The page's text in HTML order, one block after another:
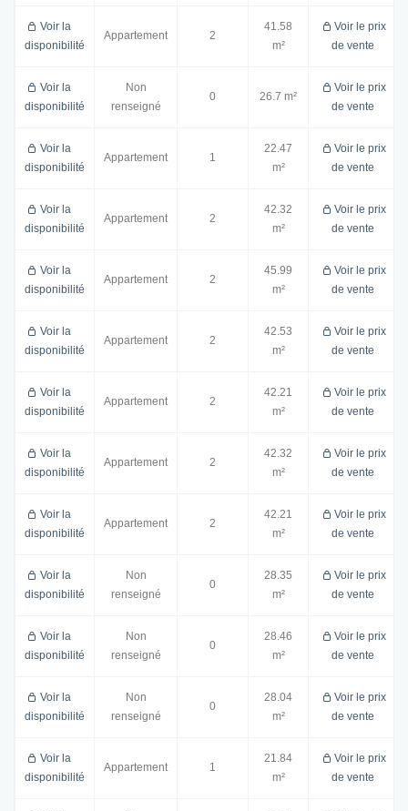
Voir la
disponibilité
Appartement 2
41.58
m²
Voir le prix
de vente
Voir la
disponibilité
Non
renseigné
0 26.7 m²
Voir le prix
de vente
Voir la
disponibilité
Appartement 1
22.47
m²
Voir le prix
de vente
Voir la
disponibilité
Appartement 2
42.32
m²
Voir le prix
de vente
Voir la
disponibilité
Appartement 2
45.99
m²
Voir le prix
de vente
Voir la
disponibilité
Appartement 2
42.53
m²
Voir le prix
de vente
Voir la
disponibilité
Appartement 2
42.21
m²
Voir le prix
de vente
Voir la
disponibilité
Appartement 2
42.32
m²
Voir le prix
de vente
Voir la
disponibilité
Appartement 2
42.21
m²
Voir le prix
de vente
Voir la
disponibilité
Non
renseigné
0
28.35
m²
Voir le prix
de vente
Voir la
disponibilité
Non
renseigné
0
28.46
m²
Voir le prix
de vente
Voir la
disponibilité
Non
renseigné
0
28.04
m²
Voir le prix
de vente
Voir la
disponibilité
Appartement 1
21.84
m²
Voir le prix
de vente